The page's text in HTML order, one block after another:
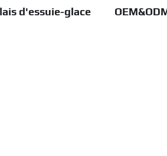
d'essuie-glace